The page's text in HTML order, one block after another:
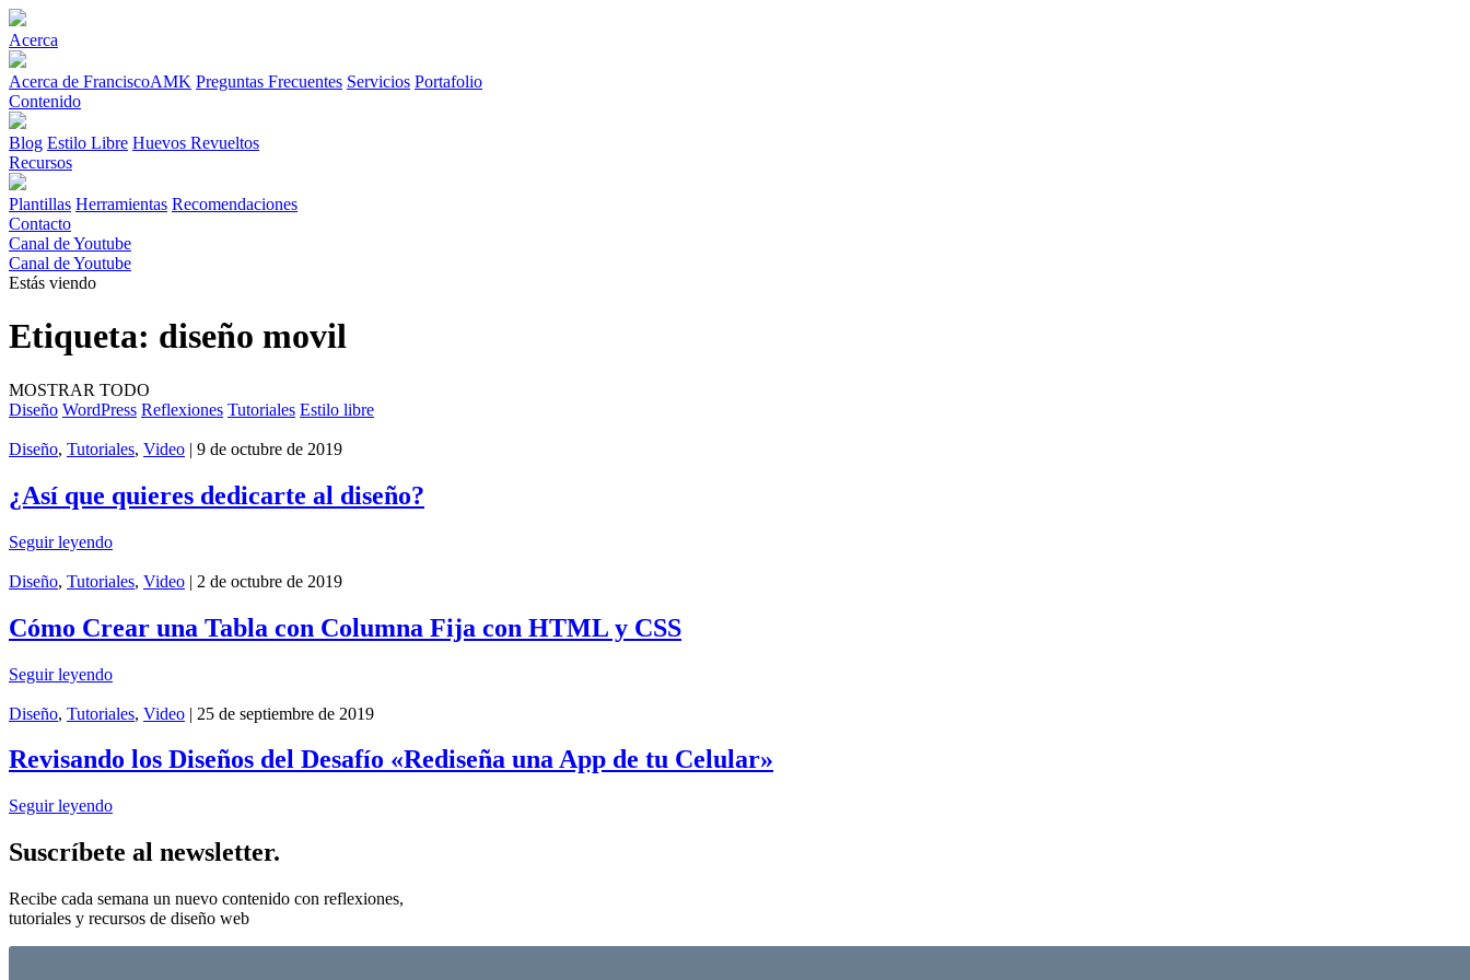
Acerca
Acerca de FranciscoAMK Preguntas Frecuentes Servicios Portafolio
Contenido
Blog Estilo Libre Huevos Revueltos
Recursos
Plantillas Herramientas Recomendaciones
Contacto
Canal de Youtube
Canal de Youtube
Estás viendo
Etiqueta: diseño movil
MOSTRAR TODO
Diseño WordPress Reflexiones Tutoriales Estilo libre
Diseño, Tutoriales, Video | 9 de octubre de 2019
¿Así que quieres dedicarte al diseño?
Seguir leyendo
Diseño, Tutoriales, Video | 2 de octubre de 2019
Cómo Crear una Tabla con Columna Fija con HTML y CSS
Seguir leyendo
Diseño, Tutoriales, Video | 25 de septiembre de 2019
Revisando los Diseños del Desafío «Rediseña una App de tu Celular»
Seguir leyendo
Suscríbete al newsletter.
Recibe cada semana un nuevo contenido con reflexiones,
tutoriales y recursos de diseño web